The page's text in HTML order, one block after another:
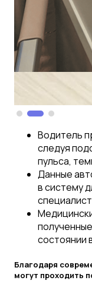
Водитель
следуя
пульса,
Данные
в систему
состоянии
Благодаря
могут проходить